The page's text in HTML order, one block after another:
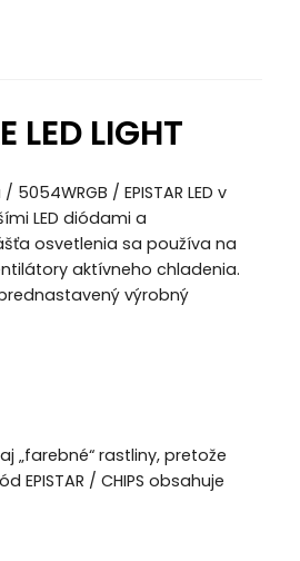
LED LIGHT
/ EPISTAR LED v
LED diódami a
osvetlenia sa používa na
aktívneho chladenia.
výrobný
„farebné“ rastliny, pretože
EPISTAR / CHIPS obsahuje